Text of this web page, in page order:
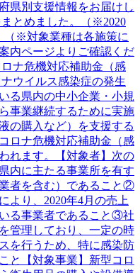
県別支援情報をお届けし
とめました。（※2020
（※対象業種は各施策に
内ページよりご確認くだ
ナ危機対応補助金（感
ウイルス感染症の発生
る県内の中小企業・小規
事業継続するために実施
の購入など）を支援する
ロナ危機対応補助金（感
れます。【対象者】次の
に主たる事業所を有す
者を含む）であること②
より、2020年4月の売上
る事業者であること③社
管理しており、一定の時
を行うため、特に感染防
と【対象事業】新型コロ